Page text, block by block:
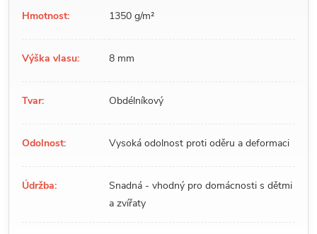
Hmotnost: 1350 g/m²
Výška vlasu: 8 mm
Tvar: Obdélníkový
Odolnost: Vysoká odolnost proti oděru a deformaci
Údržba:
Snadná - vhodný pro domácnosti s dětmi
a zvířaty